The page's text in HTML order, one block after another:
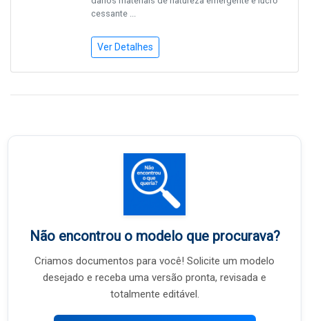
cessante ...
Ver Detalhes
Não encontrou o modelo que procurava?
Criamos documentos para você! Solicite um modelo
desejado e receba uma versão pronta, revisada e
totalmente editável.